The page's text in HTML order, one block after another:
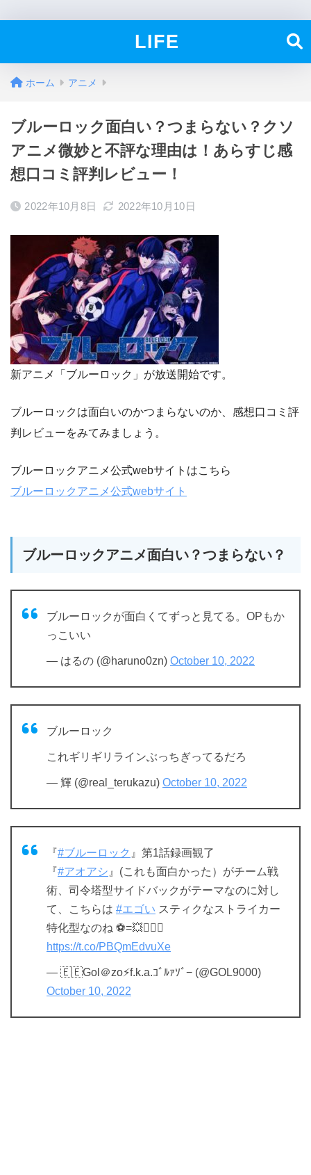
LIFE
ホーム アニメ
ブルーロック面白い？つまらない？クソ
アニメ微妙と不評な理由は！あらすじ感
想口コミ評判レビュー！
2022年10月8日 2022年10月10日
新アニメ「ブルーロック」が放送開始です。
ブルーロックは面白いのかつまらないのか、感想口コミ評
判レビューをみてみましょう。
ブルーロックアニメ公式webサイトはこちら
ブルーロックアニメ公式webサイト
ブルーロックアニメ面白い？つまらない？
ブルーロックが面白くてずっと見てる。OPもか
っこいい
— はるの (@haruno0zn) October 10, 2022
ブルーロック
これギリギリラインぶっちぎってるだろ
— 輝 (@real_terukazu) October 10, 2022
『#ブルーロック 』第1話録画観了
『#アオアシ 』(これも面白かった）がチーム戦
術、司令塔型サイドバックがテーマなのに対し
て、こちらは #エゴい スティクなストライカー
特化型なのね ⚽=💥🏃🏻‍♂️
https://t.co/PBQmEdvuXe
— 🇪🇪Gol＠zo⚡f.k.a.ｺﾞﾙｧｿﾞ− (@GOL9000)
October 10, 2022